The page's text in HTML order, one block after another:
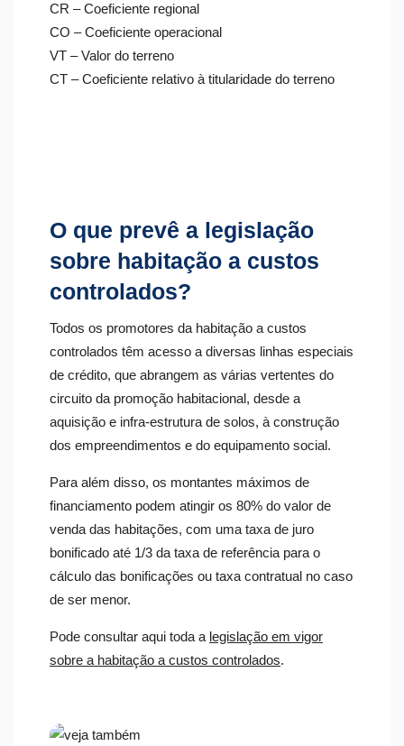
CR – Coeficiente regional
CO – Coeficiente operacional
VT – Valor do terreno
CT – Coeficiente relativo à titularidade do terreno
O que prevê a legislação
sobre habitação a custos
controlados?
Todos os promotores da habitação a custos
controlados têm acesso a diversas linhas especiais
de crédito, que abrangem as várias vertentes do
circuito da promoção habitacional, desde a
aquisição e infra-estrutura de solos, à construção
dos empreendimentos e do equipamento social.
Para além disso, os montantes máximos de
financiamento podem atingir os 80% do valor de
venda das habitações, com uma taxa de juro
bonificado até 1/3 da taxa de referência para o
cálculo das bonificações ou taxa contratual no caso
de ser menor.
Pode consultar aqui toda a legislação em vigor
sobre a habitação a custos controlados.